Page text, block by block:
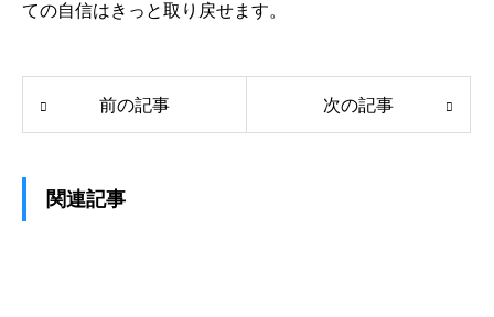
ての自信はきっと取り戻せます。
前の記事 次の記事
関連記事